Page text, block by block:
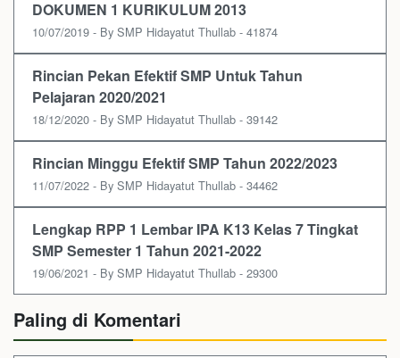
DOKUMEN 1 KURIKULUM 2013
10/07/2019 - By SMP Hidayatut Thullab - 41874
Rincian Pekan Efektif SMP Untuk Tahun
Pelajaran 2020/2021
18/12/2020 - By SMP Hidayatut Thullab - 39142
Rincian Minggu Efektif SMP Tahun 2022/2023
11/07/2022 - By SMP Hidayatut Thullab - 34462
Lengkap RPP 1 Lembar IPA K13 Kelas 7 Tingkat
SMP Semester 1 Tahun 2021-2022
19/06/2021 - By SMP Hidayatut Thullab - 29300
Paling di Komentari